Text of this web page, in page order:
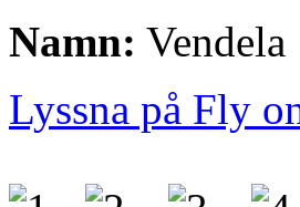
Namn: Vendela
Lyssna på Fly